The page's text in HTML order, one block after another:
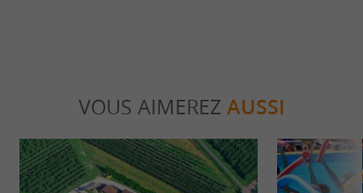
VOUS AIMEREZ AUSSI